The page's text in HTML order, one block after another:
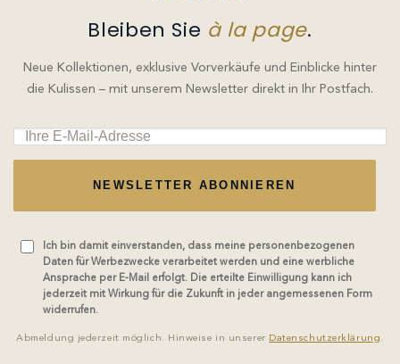
Bleiben Sie à la page.
Neue Kollektionen, exklusive Vorverkäufe und Einblicke hinter
die Kulissen – mit unserem Newsletter direkt in Ihr Postfach.
NEWSLETTER ABONNIEREN
Ich bin damit einverstanden, dass meine personenbezogenen
Daten für Werbezwecke verarbeitet werden und eine werbliche
Ansprache per E-Mail erfolgt. Die erteilte Einwilligung kann ich
jederzeit mit Wirkung für die Zukunft in jeder angemessenen Form
widerrufen.
Abmeldung jederzeit möglich. Hinweise in unserer Datenschutzerklärung.